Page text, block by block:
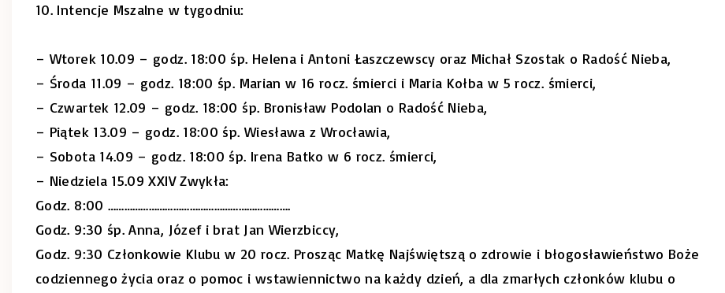
10. Intencje Mszalne w tygodniu:
– Wtorek 10.09 – godz. 18:00 śp. Helena i Antoni Łaszczewscy oraz Michał Szostak o Radość Nieba,
– Środa 11.09 – godz. 18:00 śp. Marian w 16 rocz. śmierci i Maria Kołba w 5 rocz. śmierci,
– Czwartek 12.09 – godz. 18:00 śp. Bronisław Podolan o Radość Nieba,
– Piątek 13.09 – godz. 18:00 śp. Wiesława z Wrocławia,
– Sobota 14.09 – godz. 18:00 śp. Irena Batko w 6 rocz. śmierci,
– Niedziela 15.09 XXIV Zwykła:
Godz. 8:00 ………………………………………………………….
Godz. 9:30 śp. Anna, Józef i brat Jan Wierzbiccy,
Godz. 9:30 Członkowie Klubu w 20 rocz. Prosząc Matkę Najświętszą o zdrowie i błogosławieństwo Boże
codziennego życia oraz o pomoc i wstawiennictwo na każdy dzień, a dla zmarłych członków klubu o